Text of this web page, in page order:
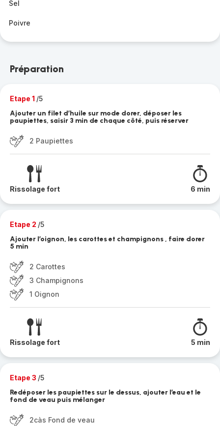
Sel
Poivre
Préparation
Etape 1 /5
Ajouter un filet d’huile sur mode dorer, déposer les
paupiettes, saisir 3 min de chaque côté, puis réserver
2 Paupiettes
Rissolage fort 6 min
Etape 2 /5
Ajouter l’oignon, les carottes et champignons , faire dorer
5 min
2 Carottes
3 Champignons
1 Oignon
Rissolage fort 5 min
Etape 3 /5
Redéposer les paupiettes sur le dessus, ajouter l’eau et le
fond de veau puis mélanger
2càs Fond de veau